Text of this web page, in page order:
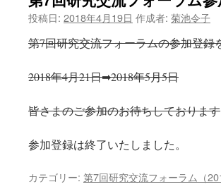
投稿日: 2018年4月19日 作成者: 菊池令子
第7回研究交流フォーラムの参加登録
2018年4月21日➡2018年5月5日
皆さまのご参加のお待ちしております
参加登録は終了いたしました。
カテゴリー: 第7回研究交流フォーラム（